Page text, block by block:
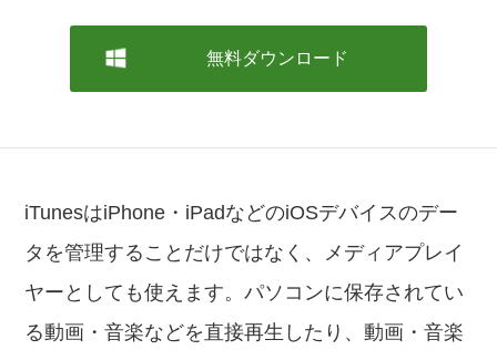
無料ダウンロード
iTunesはiPhone・iPadなどのiOSデバイスのデー
タを管理することだけではなく、メディアプレイ
ヤーとしても使えます。パソコンに保存されてい
る動画・音楽などを直接再生したり、動画・音楽